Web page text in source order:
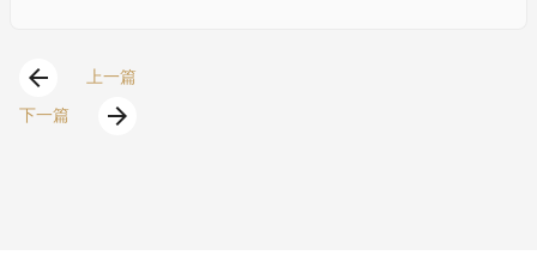
arrow_back
上一篇
下一篇
arrow_forward